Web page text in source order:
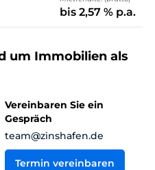
bis 2,57 % p.a.
um Immobilien als
Vereinbaren Sie ein
Gespräch
team@zinshafen.de
Termin vereinbaren